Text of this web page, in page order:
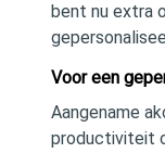
bent nu extra
Voor een
Aangename
productiviteit